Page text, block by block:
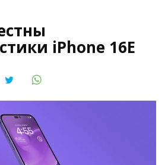
iPhone 16E